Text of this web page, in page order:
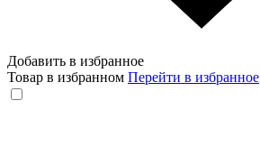
Добавить в избранное
Товар в избранном Перейти в избранное